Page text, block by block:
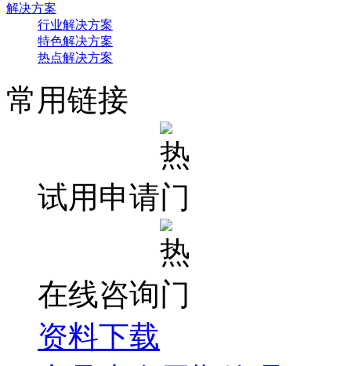
解决方案
行业解决方案
特色解决方案
热点解决方案
常用链接
试用申请
在线咨询
资料下载